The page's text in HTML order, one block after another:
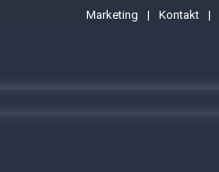
Marketing Kontakt